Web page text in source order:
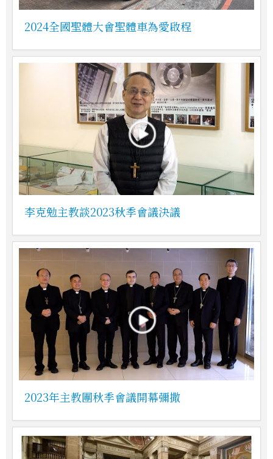
2024全國聖體大會聖體車為愛啟程
李克勉主教談2023秋季會議決議
2023年主教團秋季會議開幕彌撒